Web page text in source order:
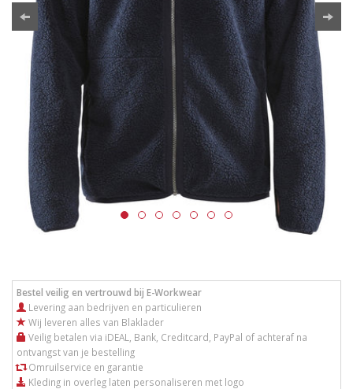
Bestel veilig en vertrouwd bij E-Workwear
Levering aan bedrijven en particulieren
Wij leveren alles van Blaklader
Veilig betalen via iDEAL, Bank, Creditcard, PayPal of achteraf na
ontvangst van je bestelling
Omruilservice en garantie
Kleding in overleg laten personaliseren met logo